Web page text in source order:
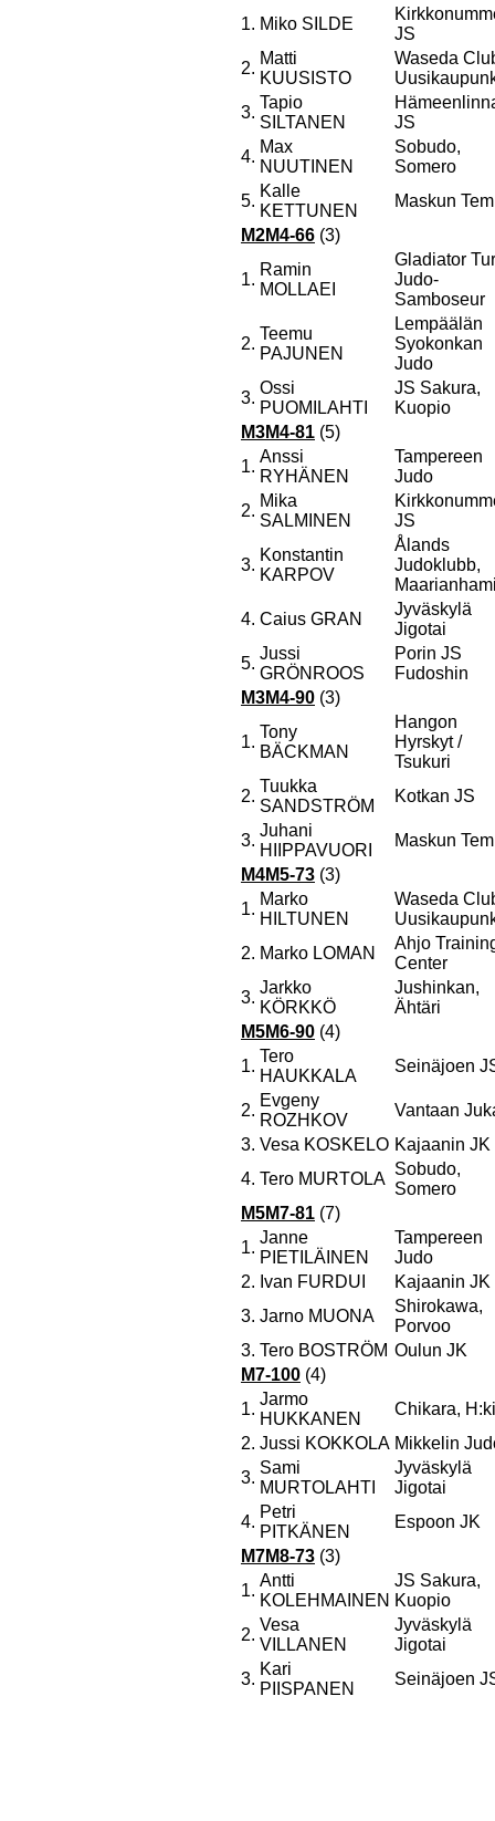
1. Miko SILDE
JS
2.
Matti
KUUSISTO
Waseda
3.
Tapio
SILTANEN
JS
4.
Max
NUUTINEN
Sobudo,
Somero
5.
Kalle
KETTUNEN
Maskun
M2M4-66 (3)
1.
Ramin
MOLLAEI
Gladiator
Judo-
Samboseur
2.
Teemu
PAJUNEN
Lempäälän
Syokonkan
Judo
3.
Ossi
PUOMILAHTI
JS Sakura,
Kuopio
M3M4-81 (5)
1.
Anssi
RYHÄNEN
Tampereen
Judo
2.
Mika
SALMINEN
JS
3.
Konstantin
KARPOV
Ålands
Judoklubb,
4. Caius GRAN
Jyväskylä
Jigotai
5.
Jussi
GRÖNROOS
Porin JS
Fudoshin
M3M4-90 (3)
1.
Tony
BÄCKMAN
Hangon
Hyrskyt /
Tsukuri
2.
Tuukka
SANDSTRÖM
Kotkan JS
3.
Juhani
HIIPPAVUORI
Maskun
M4M5-73 (3)
1.
Marko
HILTUNEN
Waseda
2. Marko LOMAN
Ahjo
Center
3.
Jarkko
KÖRKKÖ
Jushinkan,
Ähtäri
M5M6-90 (4)
1.
Tero
HAUKKALA
Seinäjoen
2.
Evgeny
ROZHKOV
Vantaan
3. Vesa KOSKELO Kajaanin JK
4. Tero MURTOLA
Sobudo,
Somero
M5M7-81 (7)
1.
Janne
PIETILÄINEN
Tampereen
Judo
2. Ivan FURDUI
Kajaanin JK
3. Jarno MUONA
Shirokawa,
Porvoo
3. Tero BOSTRÖM Oulun JK
M7-100 (4)
1.
Jarmo
HUKKANEN
Chikara, H:ki
2. Jussi KOKKOLA Mikkelin
3.
Sami
MURTOLAHTI
Jyväskylä
Jigotai
4.
Petri
PITKÄNEN
Espoon JK
M7M8-73 (3)
1.
Antti
KOLEHMAINEN
JS Sakura,
Kuopio
2.
Vesa
VILLANEN
Jyväskylä
Jigotai
3.
Kari
PIISPANEN
Seinäjoen